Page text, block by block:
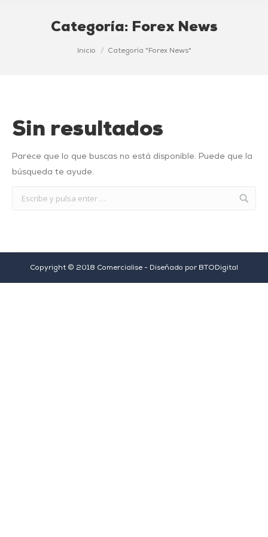
Categoría: Forex News
Inicio Categoría "Forex News"
Sin resultados
Parece que lo que buscas no está disponible. Puede que la
búsqueda te ayude.
Copyright © 2018 Comercialise - Diseñado por BTODigital